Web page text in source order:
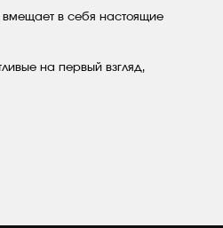
вмещает в себя настоящие
на первый взгляд,